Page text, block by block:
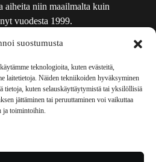
suostumusta
teknologioita, kuten evästeitä,
laitetietoja. Näiden tekniikoiden hyväksyminen
tietoja, kuten selauskäyttäytymistä tai yksilöllisiä
jättäminen tai peruuttaminen voi vaikuttaa
ja toimintoihin.
aiheita niin maailmalta kuin
vuodesta 1999.